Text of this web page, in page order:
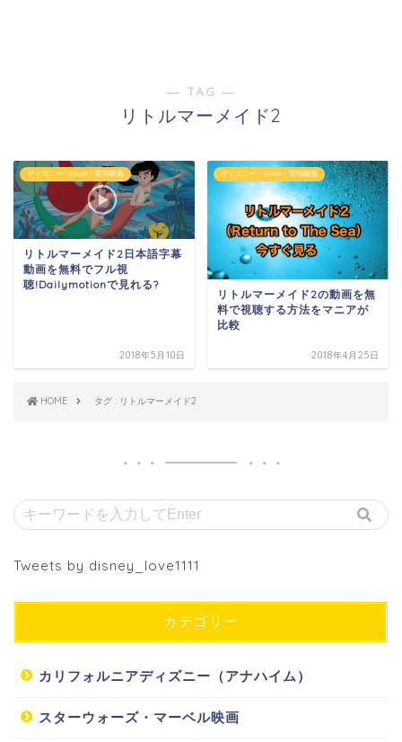
― TAG ―
リトルマーメイド2
ディズニー・PIXAR・実写映画
リトルマーメイド2日本語字幕
動画を無料でフル視
聴!Dailymotionで見れる?
2018年5月10日
ディズニー・PIXAR・実写映画
リトルマーメイド2の動画を無
料で視聴する方法をマニアが
比較
2018年4月25日
HOME タグ : リトルマーメイド2
Tweets by disney_love1111
カテゴリー
カリフォルニアディズニー（アナハイム）
スターウォーズ・マーベル映画